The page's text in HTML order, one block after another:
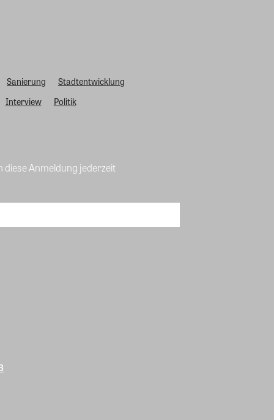
Sanierung
Stadtentwicklung
Interview Politik
diese Anmeldung jederzeit